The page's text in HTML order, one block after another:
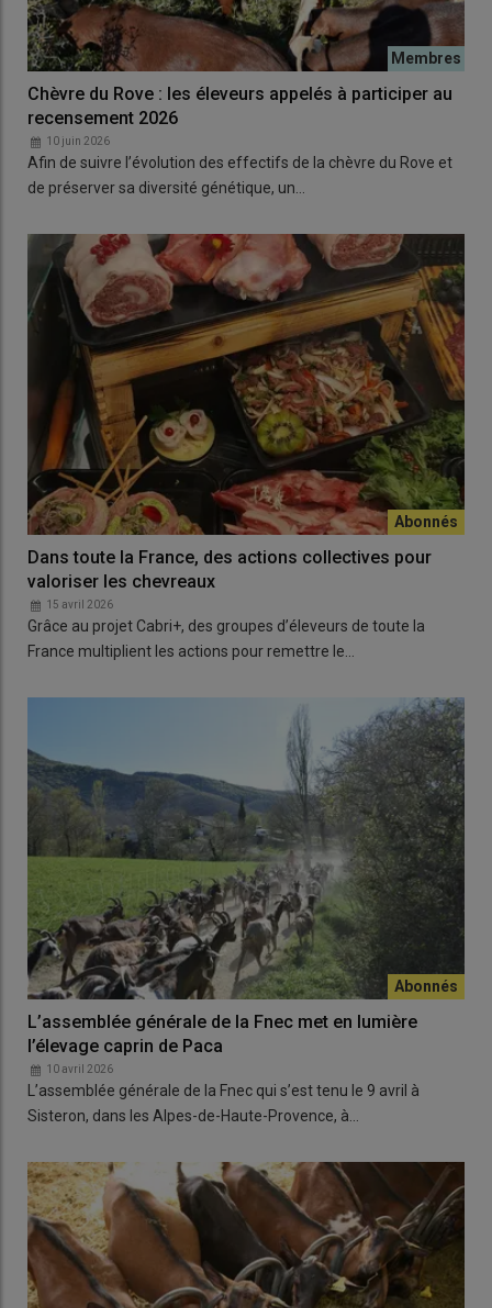
Chèvre du Rove : les éleveurs appelés à participer au
recensement 2026
10 juin 2026
Afin de suivre l’évolution des effectifs de la chèvre du Rove et
de préserver sa diversité génétique, un…
Dans toute la France, des actions collectives pour
valoriser les chevreaux
15 avril 2026
Grâce au projet Cabri+, des groupes d’éleveurs de toute la
France multiplient les actions pour remettre le…
L’assemblée générale de la Fnec met en lumière
l’élevage caprin de Paca
10 avril 2026
L’assemblée générale de la Fnec qui s’est tenu le 9 avril à
Sisteron, dans les Alpes-de-Haute-Provence, à…